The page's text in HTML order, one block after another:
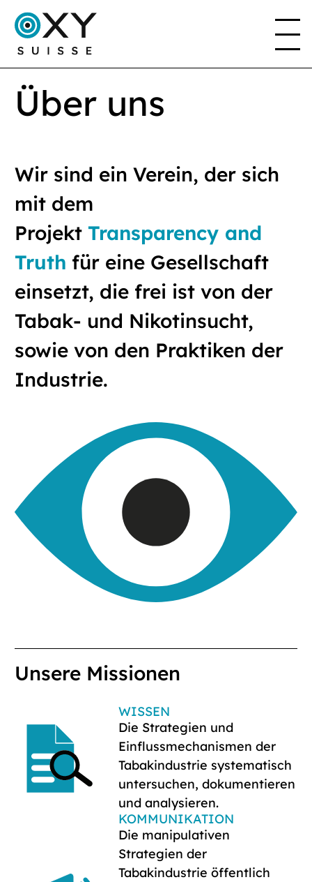
DAS PROJEKT
Über uns
Wir sind ein Verein, der sich
mit dem
Projekt Transparency and
Truth für eine Gesellschaft
einsetzt, die frei ist von der
Tabak- und Nikotinsucht,
sowie von den Praktiken der
Industrie.
Unsere Missionen
WISSEN
Die Strategien und
Einflussmechanismen der
Tabakindustrie systematisch
untersuchen, dokumentieren
und analysieren.
KOMMUNIKATION
Die manipulativen
Strategien der
Tabakindustrie öffentlich